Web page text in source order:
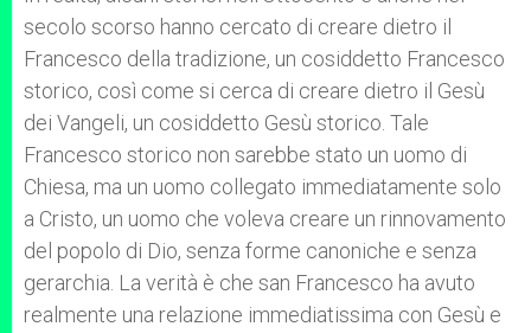
secolo scorso hanno cercato di creare dietro il
Francesco della tradizione, un cosiddetto Francesco
storico, così come si cerca di creare dietro il Gesù
dei Vangeli, un cosiddetto Gesù storico. Tale
Francesco storico non sarebbe stato un uomo di
Chiesa, ma un uomo collegato immediatamente solo
a Cristo, un uomo che voleva creare un rinnovamento
del popolo di Dio, senza forme canoniche e senza
gerarchia. La verità è che san Francesco ha avuto
realmente una relazione immediatissima con Gesù e